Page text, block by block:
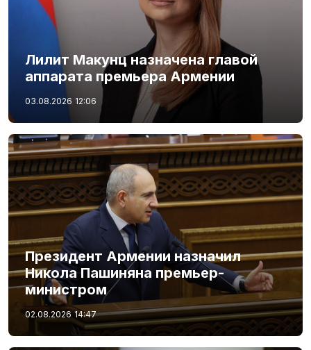
Лилит Макунц назначена главой
аппарата премьера Армении
03.08.2026 12:06
Президент Армении назначил
Никола Пашиняна премьер-
министром
02.08.2026 14:47